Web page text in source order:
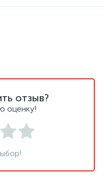
отзыв?
оценку!